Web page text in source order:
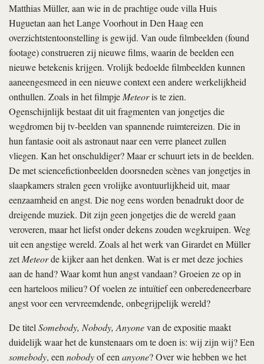
Matthias Müller, aan wie in de prachtige oude villa Huis
Huguetan aan het Lange Voorhout in Den Haag een
overzichtstentoonstelling is gewijd. Van oude filmbeelden (found
footage) construeren zij nieuwe films, waarin de beelden een
nieuwe betekenis krijgen. Vrolijk bedoelde filmbeelden kunnen
aaneengesmeed in een nieuwe context een andere werkelijkheid
onthullen. Zoals in het filmpjeMeteoris te zien.
Ogenschijnlijk bestaat dit uit fragmenten van jongetjes die
wegdromen bij tv-beelden van spannende ruimtereizen. Die in
hun fantasie ooit als astronaut naar een verre planeet zullen
vliegen. Kan het onschuldiger? Maar er schuurt iets in de beelden.
De met sciencefictionbeelden doorsneden scènes van jongetjes in
slaapkamers stralen geen vrolijke avontuurlijkheid uit, maar
eenzaamheid en angst. Die nog eens worden benadrukt door de
dreigende muziek. Dit zijn geen jongetjes die de wereld gaan
veroveren, maar het liefst onder dekens zouden wegkruipen. Weg
uit een angstige wereld. Zoals al het werk van Girardet en Müller
zetMeteorde kijker aan het denken. Wat is er met deze jochies
aan de hand? Waar komt hun angst vandaan? Groeien ze op in
een harteloos milieu? Of voelen ze intuïtief een onberedeneerbare
angst voor een vervreemdende, onbegrijpelijk wereld?
De titelSomebody, Nobody, Anyonevan de expositie maakt
duidelijk waar het de kunstenaars om te doen is: wij zijn wij? Een
somebody, eennobodyof eenanyone? Over wie hebben we het